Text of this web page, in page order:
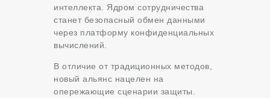
интеллекта. Ядром сотрудничества
станет безопасный обмен данными
через платформу конфиденциальных
вычислений.
В отличие от традиционных методов,
новый альянс нацелен на
опережающие сценарии защиты.